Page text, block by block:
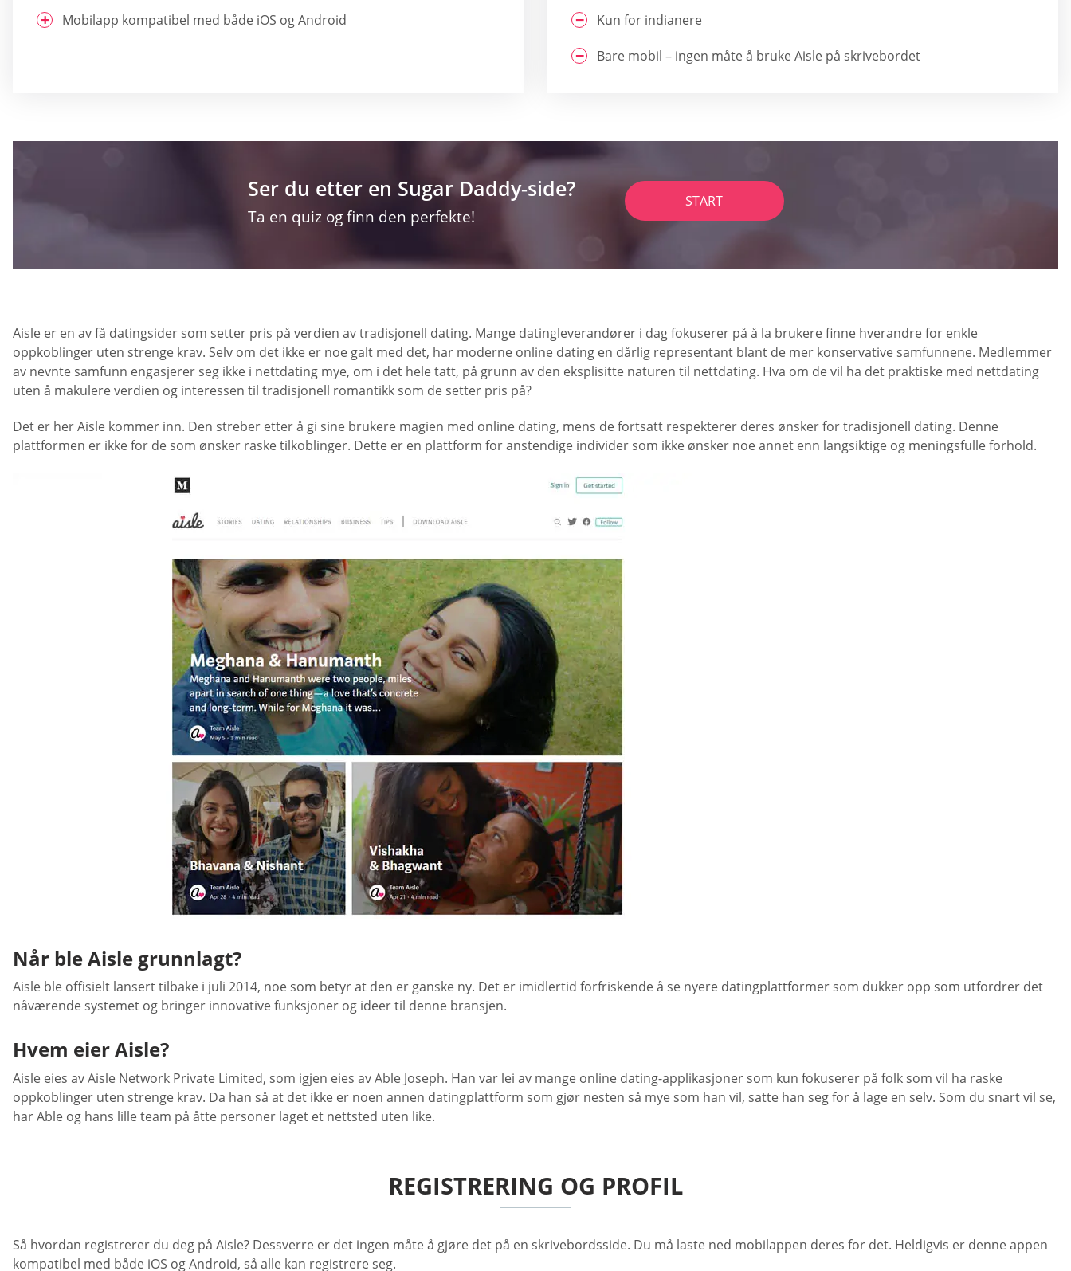
Mobilapp kompatibel med både iOS og Android Kun for indianere
Bare mobil – ingen måte å bruke Aisle på skrivebordet
Ser du etter en Sugar Daddy-side?
Ta en quiz og finn den perfekte!
START
Aisle er en av få datingsider som setter pris på verdien av tradisjonell dating. Mange datingleverandører i dag fokuserer på å la brukere finne hverandre for enkle
oppkoblinger uten strenge krav. Selv om det ikke er noe galt med det, har moderne online dating en dårlig representant blant de mer konservative samfunnene. Medlemmer
av nevnte samfunn engasjerer seg ikke i nettdating mye, om i det hele tatt, på grunn av den eksplisitte naturen til nettdating. Hva om de vil ha det praktiske med nettdating
uten å makulere verdien og interessen til tradisjonell romantikk som de setter pris på?
Det er her Aisle kommer inn. Den streber etter å gi sine brukere magien med online dating, mens de fortsatt respekterer deres ønsker for tradisjonell dating. Denne
plattformen er ikke for de som ønsker raske tilkoblinger. Dette er en plattform for anstendige individer som ikke ønsker noe annet enn langsiktige og meningsfulle forhold.
Når ble Aisle grunnlagt?
Aisle ble offisielt lansert tilbake i juli 2014, noe som betyr at den er ganske ny. Det er imidlertid forfriskende å se nyere datingplattformer som dukker opp som utfordrer det
nåværende systemet og bringer innovative funksjoner og ideer til denne bransjen.
Hvem eier Aisle?
Aisle eies av Aisle Network Private Limited, som igjen eies av Able Joseph. Han var lei av mange online dating-applikasjoner som kun fokuserer på folk som vil ha raske
oppkoblinger uten strenge krav. Da han så at det ikke er noen annen datingplattform som gjør nesten så mye som han vil, satte han seg for å lage en selv. Som du snart vil se,
har Able og hans lille team på åtte personer laget et nettsted uten like.
REGISTRERING OG PROFIL
Så hvordan registrerer du deg på Aisle? Dessverre er det ingen måte å gjøre det på en skrivebordsside. Du må laste ned mobilappen deres for det. Heldigvis er denne appen
kompatibel med både iOS og Android, så alle kan registrere seg.